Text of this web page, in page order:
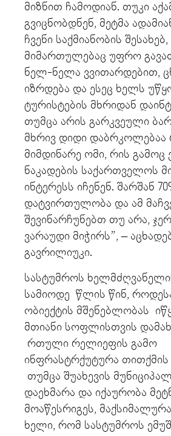
მიზნით ჩამოდიან. თუკი
გვიცნობდნენ, მეტმა
ჩვენი საქმიანობის
მიმართულებაც უფრო
ნელ-ნელა ვვითარდებით,
იზრდება და ესეც ხელს
ტურისტების მხრიდან
თუმცა არის გარკვეული
მხრივ დიდი დაბრკოლებაა
მიმდინარე ომი, რის
ნაკადების საქართველოს
ინტერესს იჩენენ. შარშან
დატვირთულობა და ამ
შევინარჩუნებთ თუ არა,
ვარაუდი მიჭირს”, –
გავრილიუკი.
სასტუმროს
სამიოდე წლის წინ,
ობიექტის მშენებლობას
მთიანი სოფლისთვის
რთული რელიეფის გამო
ინფრასტრქუტურა თითქმის
თუმცა შუახევის
დაეხმარა და იქაურობა
მოაწესრიგეს,
ხელი, რომ სასტუმროს